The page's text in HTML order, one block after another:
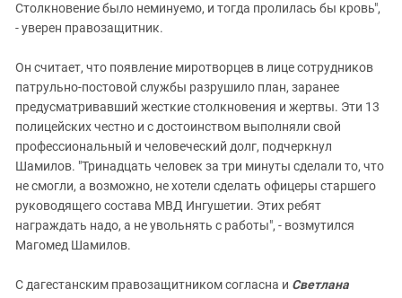
Столкновение было неминуемо, и тогда пролилась бы кровь",
- уверен правозащитник.
Он считает, что появление миротворцев в лице сотрудников
патрульно-постовой службы разрушило план, заранее
предусматривавший жесткие столкновения и жертвы. Эти 13
полицейских честно и с достоинством выполняли свой
профессиональный и человеческий долг, подчеркнул
Шамилов. "Тринадцать человек за три минуты сделали то, что
не смогли, а возможно, не хотели сделать офицеры старшего
руководящего состава МВД Ингушетии. Этих ребят
награждать надо, а не увольнять с работы", - возмутился
Магомед Шамилов.
С дагестанским правозащитником согласна и Светлана